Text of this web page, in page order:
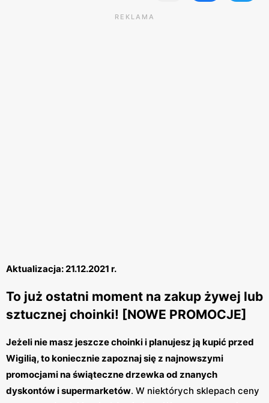
REKLAMA
Aktualizacja: 21.12.2021 r.
To już ostatni moment na zakup żywej lub
sztucznej choinki! [NOWE PROMOCJE]
Jeżeli nie masz jeszcze choinki i planujesz ją kupić przed
Wigilią, to koniecznie zapoznaj się z najnowszymi
promocjami na świąteczne drzewka od znanych
dyskontów i supermarketów. W niektórych sklepach ceny